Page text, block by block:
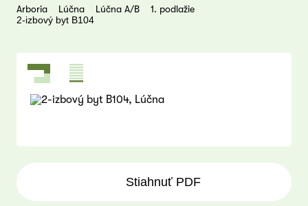
Arboria Lúčna Lúčna A/B
1. podlažie
2-izbový byt B104
Stiahnuť PDF